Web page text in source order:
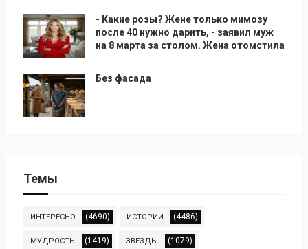
- Какие розы? Жене только мимозу
после 40 нужно дарить, - заявил муж
на 8 марта за столом. Жена отомстила
Без фасада
Темы
ИНТЕРЕСНО (4690) ИСТОРИИ (4486)
МУДРОСТЬ (1419) ЗВЕЗДЫ (1079)